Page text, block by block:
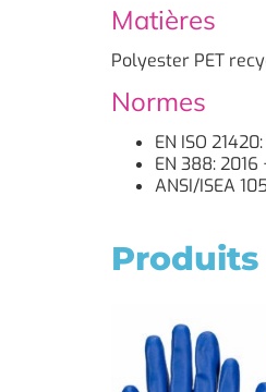
Matières
Polyester PET
Normes
EN ISO
EN 388: 2016
ANSI/ISEA